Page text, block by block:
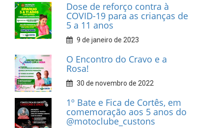
Dose de reforço contra à
COVID-19 para as crianças de
5 a 11 anos
9 de janeiro de 2023
O Encontro do Cravo e a
Rosa!
30 de novembro de 2022
1º Bate e Fica de Cortês, em
comemoração aos 5 anos do
@motoclube_custons